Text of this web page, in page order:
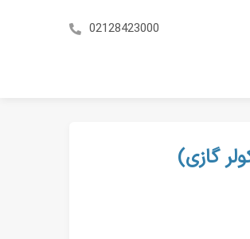
02128423000
گازی)